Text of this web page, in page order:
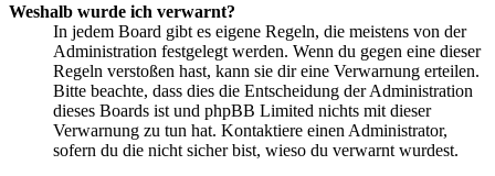
Weshalb wurde ich verwarnt?
In jedem Board gibt es eigene Regeln, die meistens von der
Administration festgelegt werden. Wenn du gegen eine dieser
Regeln verstoßen hast, kann sie dir eine Verwarnung erteilen.
Bitte beachte, dass dies die Entscheidung der Administration
dieses Boards ist und phpBB Limited nichts mit dieser
Verwarnung zu tun hat. Kontaktiere einen Administrator,
sofern du die nicht sicher bist, wieso du verwarnt wurdest.